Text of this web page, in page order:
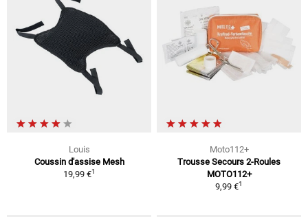
Louis
Coussin d'assise Mesh
19,99 €1
Moto112+
Trousse Secours 2-Roules
MOTO112+
9,99 €1